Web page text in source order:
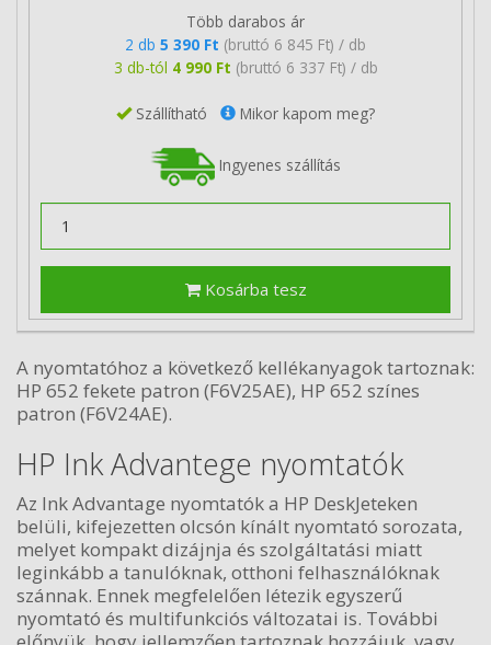
Több darabos ár
2 db 5 390 Ft (bruttó 6 845 Ft) / db
3 db-tól 4 990 Ft (bruttó 6 337 Ft) / db
Szállítható Mikor kapom meg?
Ingyenes szállítás
Kosárba tesz
A nyomtatóhoz a következő kellékanyagok tartoznak:
HP 652 fekete patron (F6V25AE), HP 652 színes
patron (F6V24AE).
HP Ink Advantege nyomtatók
Az Ink Advantage nyomtatók a HP DeskJeteken
belüli, kifejezetten olcsón kínált nyomtató sorozata,
melyet kompakt dizájnja és szolgáltatási miatt
leginkább a tanulóknak, otthoni felhasználóknak
szánnak. Ennek megfelelően létezik egyszerű
nyomtató és multifunkciós változatai is. További